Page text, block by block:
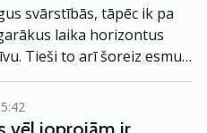
svārstībās, tāpēc ik pa
laika horizontus
Tieši to arī šoreiz esmu
ekskursijā pa finanšu
noticis dažādos tirgos,
sākuma un iepriekšējā